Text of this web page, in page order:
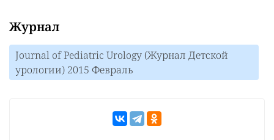
Журнал
Journal of Pediatric Urology (Журнал Детской
урологии) 2015 Февраль